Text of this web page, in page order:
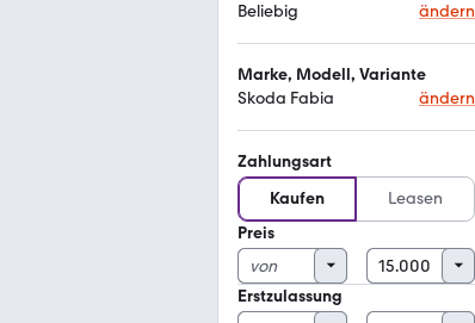
Beliebig
ändern
Marke, Modell, Variante
Skoda Fabia
ändern
Zahlungsart
Kaufen
Leasen
Preis
Erstzulassung